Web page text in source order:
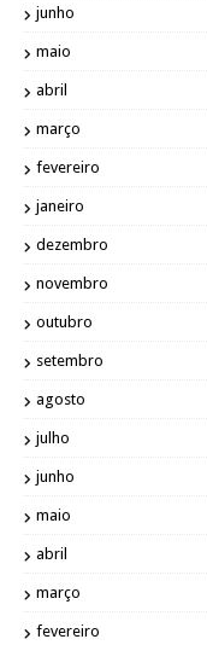
junho
maio
abril
março
fevereiro
janeiro
dezembro
novembro
outubro
setembro
agosto
julho
junho
maio
abril
março
fevereiro